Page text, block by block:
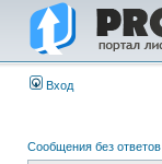
Вход
Сообщения без ответов